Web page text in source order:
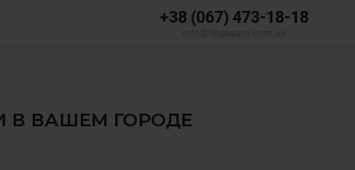
+38 (067) 473-18-18
В ВАШЕМ ГОРОДЕ